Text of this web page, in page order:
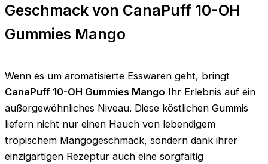
Geschmack von CanaPuff 10-OH
Gummies Mango
Wenn es um aromatisierte Esswaren geht, bringt
CanaPuff 10-OH Gummies Mango Ihr Erlebnis auf ein
außergewöhnliches Niveau. Diese köstlichen Gummis
liefern nicht nur einen Hauch von lebendigem
tropischem Mangogeschmack, sondern dank ihrer
einzigartigen Rezeptur auch eine sorgfältig